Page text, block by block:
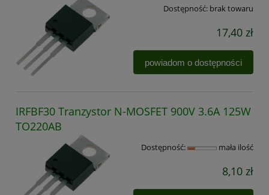
Dostępność: brak towaru
17,40 zł
powiadom o dostępności
IRFBF30 Tranzystor N-MOSFET 900V 3.6A 125W
TO220AB
Dostępność: mała ilość
8,10 zł